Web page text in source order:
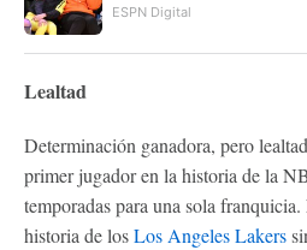
ESPN Digital
Lealtad
Determinación ganadora, pero
primer jugador en la historia de la
temporadas para una sola
historia de losLos Angeles Lakers